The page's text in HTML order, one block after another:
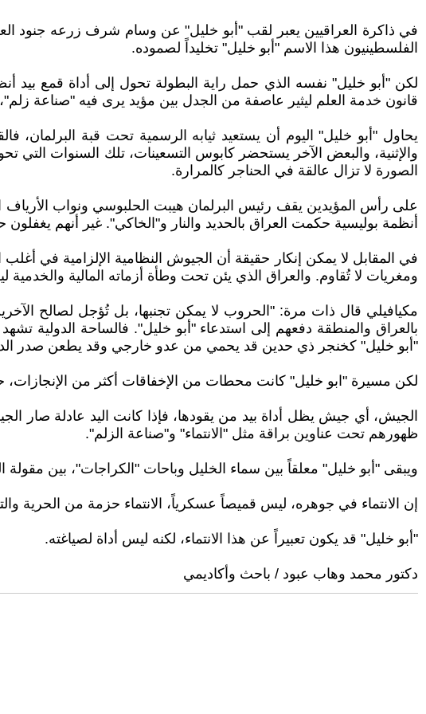
الفلسطينيون هذا الاسم "أبو خليل" تخليداً لصموده.
لكن "أبو خليل" نفسه الذي حمل راية البطولة تحول إلى أداة قمع بيد
قانون خدمة العلم ليثير عاصفة من الجدل بين مؤيد يرى فيه "صناعة
يحاول "أبو خليل" اليوم أن يستعيد ثيابه الرسمية تحت قبة البرلمان،
والإثنية، والبعض الآخر يستحضر كابوس التسعينات، تلك السنوات التي
الصورة لا تزال عالقة في الحناجر كالمرارة.
على رأس المؤيدين يقف رئيس البرلمان هيبت الحلبوسي ونواب
أنظمة بوليسية حكمت العراق بالحديد والنار و"الخاكي". غير أنهم
في المقابل لا يمكن إنكار حقيقة أن الجيوش النظامية الإلزامية في
ومغريات لا تُقاوم. والعراق الذي يئن تحت وطأة أزماته المالية
مكيافيلي قال ذات مرة: "الحروب لا يمكن تجنبها، بل تُؤجل لصالح
بالعراق والمنطقة دفعهم إلى استدعاء "أبو خليل". فالساحة الدولية
"أبو خليل" كخنجر ذي حدين قد يحمي من عدو خارجي وقد يطعن صدر
لكن مسيرة "ابو خليل" كانت محطات من الإخفاقات أكثر من
الجيش، أي جيش يظل أداة بيد من يقودها، فإذا كانت اليد عادلة صار
ظهورهم تحت عناوين براقة مثل "الانتماء" و"صناعة الزلم".
ويبقى "أبو خليل" معلقاً بين سماء الخليل وباحات "الكراجات"، بين
إن الانتماء في جوهره، ليس قميصاً عسكرياً، الانتماء حزمة من الحرية
"أبو خليل" قد يكون تعبيراً عن هذا الانتماء، لكنه ليس أداة لصياغته.
دكتور محمد وهاب عبود / باحث وأكاديمي